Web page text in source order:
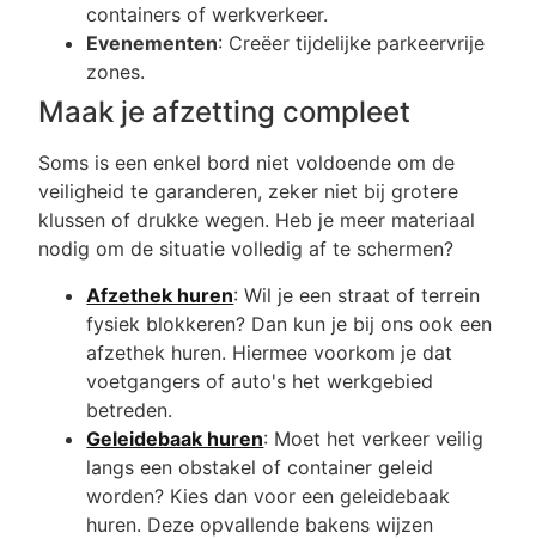
containers of werkverkeer.
Evenementen: Creëer tijdelijke parkeervrije
zones.
Maak je afzetting compleet
Soms is een enkel bord niet voldoende om de
veiligheid te garanderen, zeker niet bij grotere
klussen of drukke wegen. Heb je meer materiaal
nodig om de situatie volledig af te schermen?
Afzethek huren: Wil je een straat of terrein
fysiek blokkeren? Dan kun je bij ons ook een
afzethek huren. Hiermee voorkom je dat
voetgangers of auto's het werkgebied
betreden.
Geleidebaak huren: Moet het verkeer veilig
langs een obstakel of container geleid
worden? Kies dan voor een geleidebaak
huren. Deze opvallende bakens wijzen